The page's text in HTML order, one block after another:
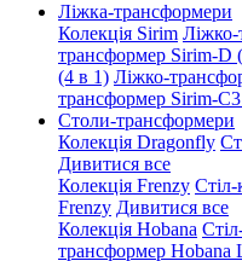
Ліжка-трансформери
Колекція Sirim
трансформер Sirim-D
(4 в 1) Ліжко-
трансформер Sirim-
Столи-трансформери
Колекція Dragonfly
Дивитися все
Колекція Frenzy
Frenzy Дивитися все
Колекція Hobana
трансформер Hobana